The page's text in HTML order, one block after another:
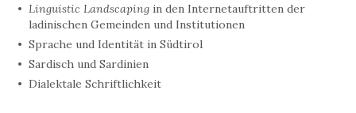
Linguistic Landscaping in den Internetauftritten der
ladinischen Gemeinden und Institutionen
Sprache und Identität in Südtirol
Sardisch und Sardinien
Dialektale Schriftlichkeit